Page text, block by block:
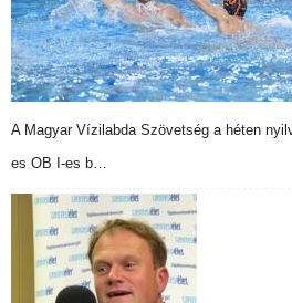
A Magyar Vízilabda Szövetség a héten
es OB I-es b…